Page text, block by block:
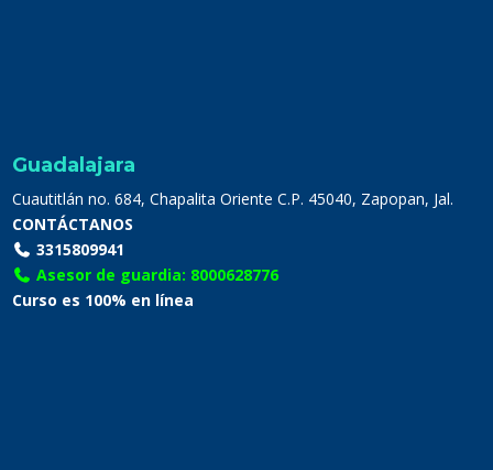
Guadalajara
Cuautitlán no. 684, Chapalita Oriente C.P. 45040, Zapopan, Jal.
CONTÁCTANOS
3315809941
Asesor de guardia: 8000628776
Curso es 100% en línea